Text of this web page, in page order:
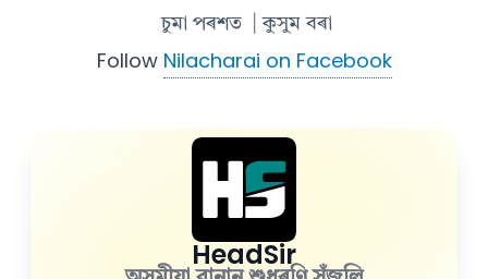
চুমা পৰশত | কুসুম বৰা
Follow Nilacharai on Facebook
HeadSir